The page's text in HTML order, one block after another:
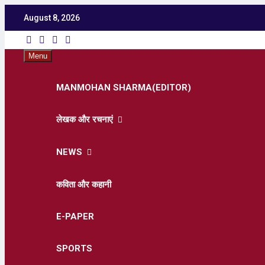
August 8, 2026
Menu
MANMOHAN SHARMA(EDITOR)
लेखक और रचनाएं
NEWS
कविता और कहानी
E-PAPER
SPORTS